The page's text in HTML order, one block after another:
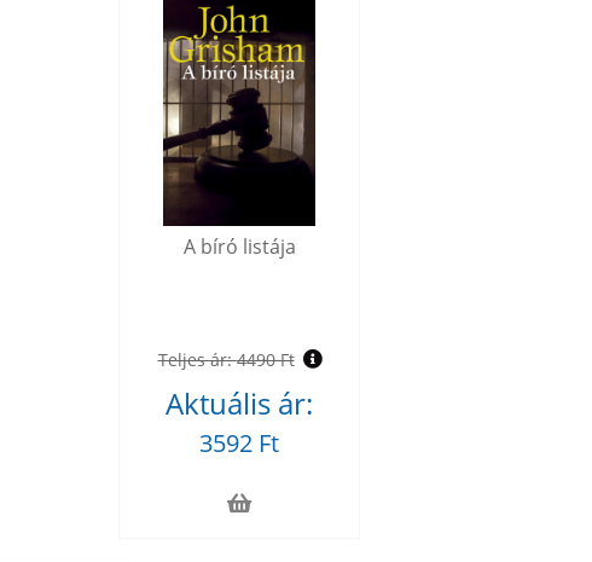
A bíró listája
Teljes ár:4490 Ft
Aktuális ár:
3592 Ft